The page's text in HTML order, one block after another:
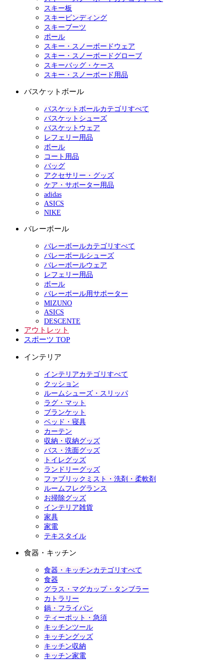
スキー板
スキービンディング
スキーブーツ
ポール
スキー・スノーボードウェア
スキー・スノーボードグローブ
スキーバッグ・ケース
スキー・スノーボード用品
バスケットボール
バスケットボールカテゴリすべて
バスケットシューズ
バスケットウェア
レフェリー用品
ボール
コート用品
バッグ
アクセサリー・グッズ
ケア・サポーター用品
adidas
ASICS
NIKE
バレーボール
バレーボールカテゴリすべて
バレーボールシューズ
バレーボールウェア
レフェリー用品
ボール
バレーボール用サポーター
MIZUNO
ASICS
DESCENTE
アウトレット
スポーツ TOP
インテリア
インテリアカテゴリすべて
クッション
ルームシューズ・スリッパ
ラグ・マット
ブランケット
ベッド・寝具
カーテン
収納・収納グッズ
バス・洗面グッズ
トイレグッズ
ランドリーグッズ
ファブリックミスト・洗剤・柔軟剤
ルームフレグランス
お掃除グッズ
インテリア雑貨
家具
家電
テキスタイル
食器・キッチン
食器・キッチンカテゴリすべて
食器
グラス・マグカップ・タンブラー
カトラリー
鍋・フライパン
ティーポット・急須
キッチンツール
キッチングッズ
キッチン収納
キッチン家電